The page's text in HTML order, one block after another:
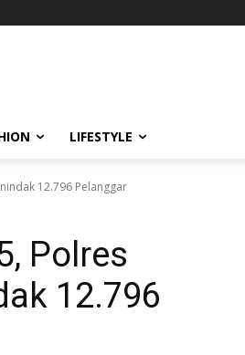
LIFESTYLE
12.796 Pelanggar
Polres
12.796